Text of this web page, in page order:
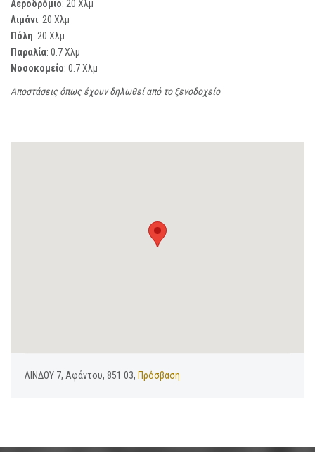
Αεροδρόμιο: 20 Χλμ
Λιμάνι: 20 Χλμ
Πόλη: 20 Χλμ
Παραλία: 0.7 Χλμ
Νοσοκομείο: 0.7 Χλμ
Αποστάσεις όπως έχουν δηλωθεί από το ξενοδοχείο
ΛΙΝΔΟΥ 7, Αφάντου, 851 03, Πρόσβαση